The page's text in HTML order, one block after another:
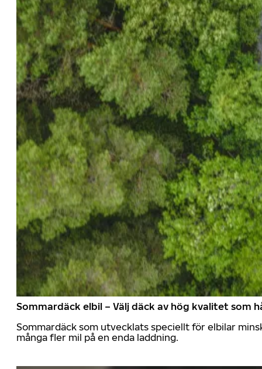
Sommardäck elbil – Välj däck av hög kvalitet som
Sommardäck som utvecklats speciellt för elbilar
många fler mil på en enda laddning.